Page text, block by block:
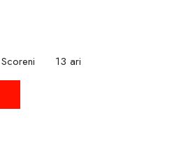
Scoreni 13 ari